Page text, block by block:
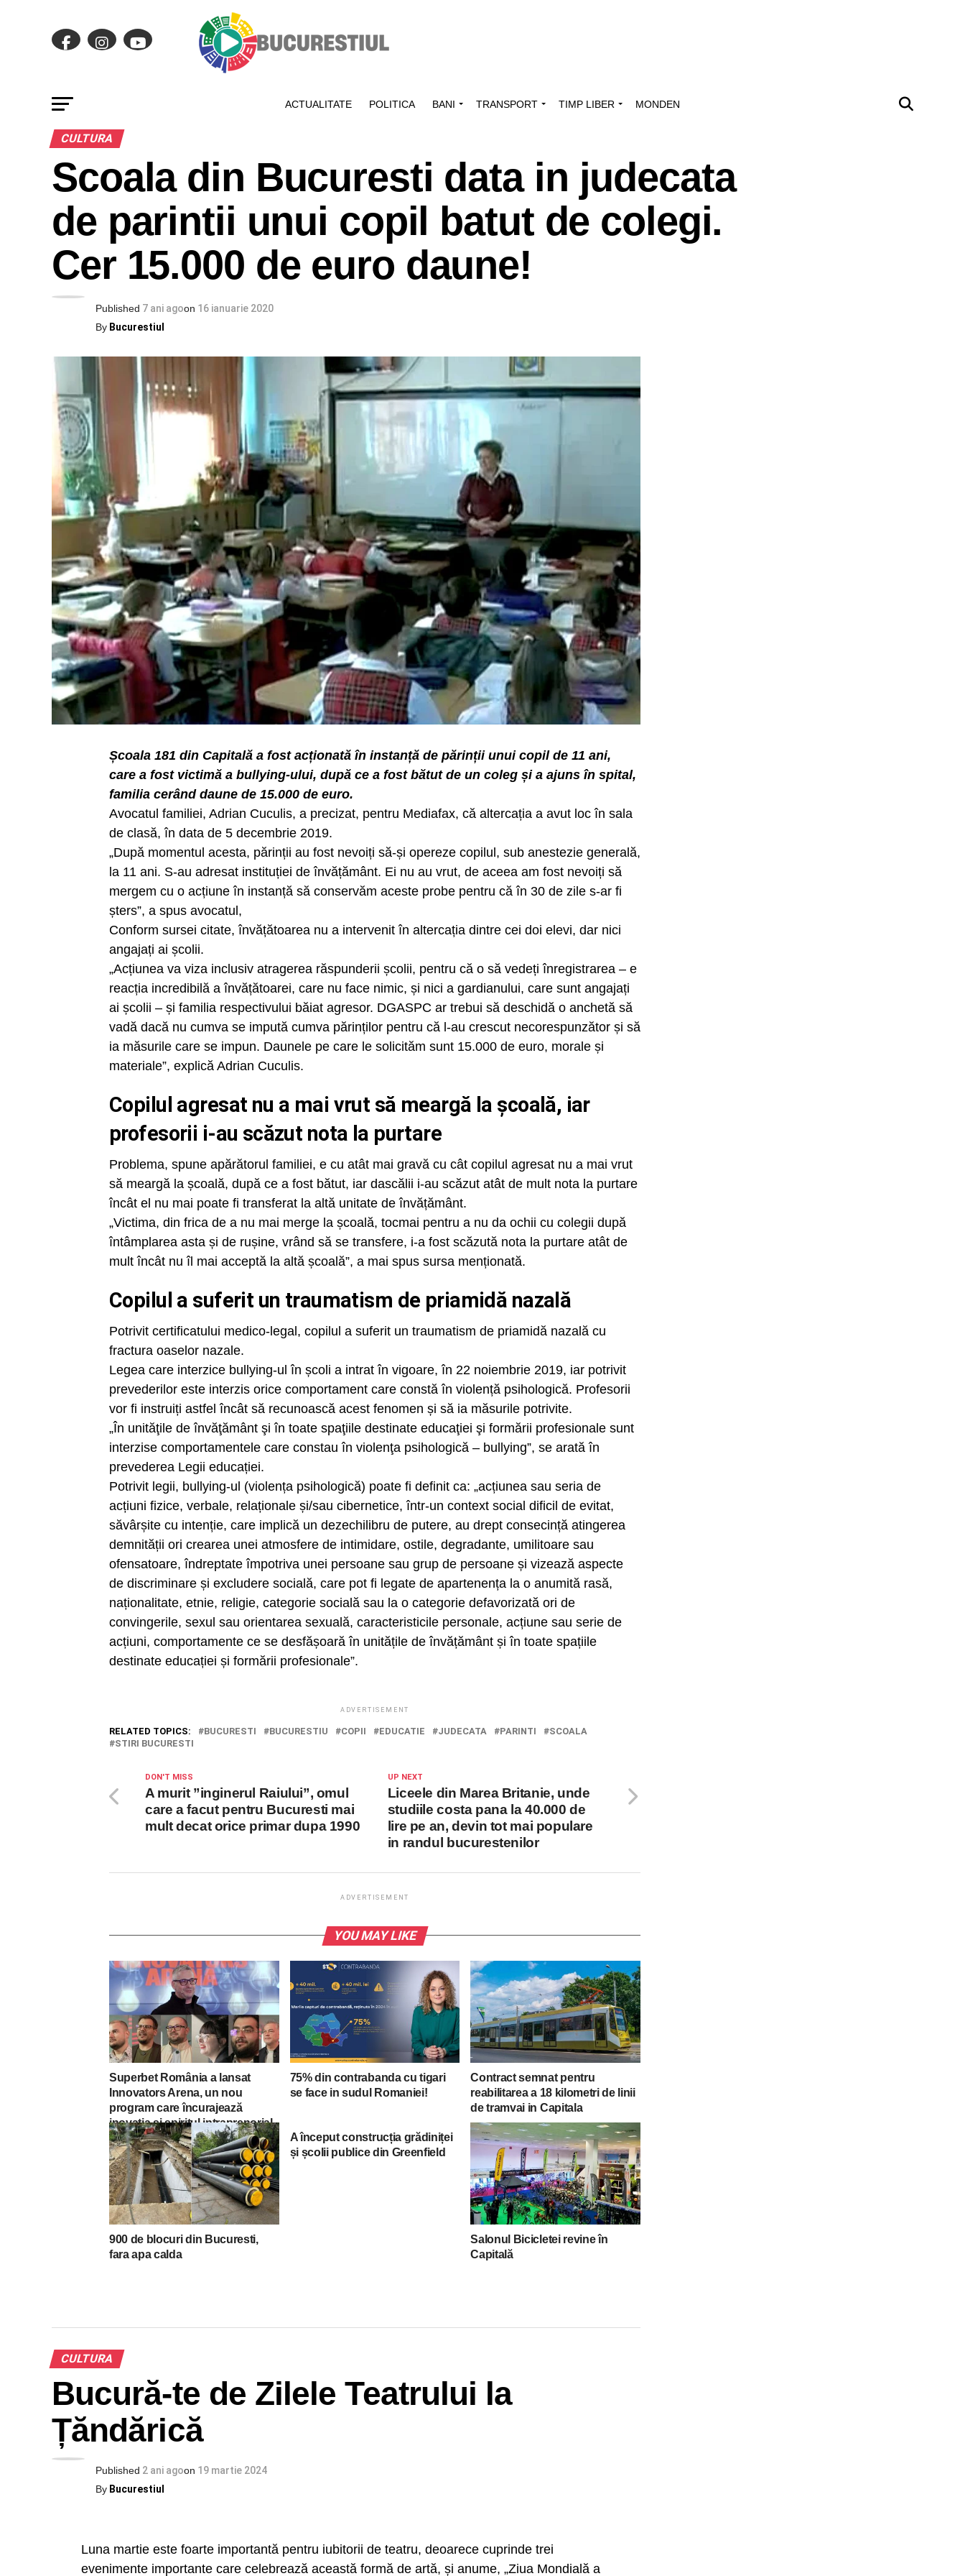
ACTUALITATE POLITICA BANI TRANSPORT TIMP LIBER MONDEN
CULTURA
Scoala din Bucuresti data in judecata
de parintii unui copil batut de colegi.
Cer 15.000 de euro daune!
Published 7 ani agoon 16 ianuarie 2020
By Bucurestiul
Școala 181 din Capitală a fost acționată în instanță de părinții unui copil de 11 ani,
care a fost victimă a bullying-ului, după ce a fost bătut de un coleg și a ajuns în spital,
familia cerând daune de 15.000 de euro.
Avocatul familiei, Adrian Cuculis, a precizat, pentru Mediafax, că altercația a avut loc în sala
de clasă, în data de 5 decembrie 2019.
„După momentul acesta, părinții au fost nevoiți să-și opereze copilul, sub anestezie generală,
la 11 ani. S-au adresat instituției de învățământ. Ei nu au vrut, de aceea am fost nevoiți să
mergem cu o acțiune în instanță să conservăm aceste probe pentru că în 30 de zile s-ar fi
șters”, a spus avocatul,
Conform sursei citate, învățătoarea nu a intervenit în altercația dintre cei doi elevi, dar nici
angajați ai școlii.
„Acțiunea va viza inclusiv atragerea răspunderii școlii, pentru că o să vedeți înregistrarea – e
reacția incredibilă a învățătoarei, care nu face nimic, și nici a gardianului, care sunt angajați
ai școlii – și familia respectivului băiat agresor. DGASPC ar trebui să deschidă o anchetă să
vadă dacă nu cumva se impută cumva părinților pentru că l-au crescut necorespunzător și să
ia măsurile care se impun. Daunele pe care le solicităm sunt 15.000 de euro, morale și
materiale”, explică Adrian Cuculis.
Copilul agresat nu a mai vrut să meargă la școală, iar
profesorii i-au scăzut nota la purtare
Problema, spune apărătorul familiei, e cu atât mai gravă cu cât copilul agresat nu a mai vrut
să meargă la școală, după ce a fost bătut, iar dascălii i-au scăzut atât de mult nota la purtare
încât el nu mai poate fi transferat la altă unitate de învățământ.
„Victima, din frica de a nu mai merge la școală, tocmai pentru a nu da ochii cu colegii după
întâmplarea asta și de rușine, vrând să se transfere, i-a fost scăzută nota la purtare atât de
mult încât nu îl mai acceptă la altă școală”, a mai spus sursa menționată.
Copilul a suferit un traumatism de priamidă nazală
Potrivit certificatului medico-legal, copilul a suferit un traumatism de priamidă nazală cu
fractura oaselor nazale.
Legea care interzice bullying-ul în școli a intrat în vigoare, în 22 noiembrie 2019, iar potrivit
prevederilor este interzis orice comportament care constă în violență psihologică. Profesorii
vor fi instruiți astfel încât să recunoască acest fenomen și să ia măsurile potrivite.
„În unităţile de învăţământ şi în toate spaţiile destinate educaţiei şi formării profesionale sunt
interzise comportamentele care constau în violenţa psihologică – bullying”, se arată în
prevederea Legii educației.
Potrivit legii, bullying-ul (violența psihologică) poate fi definit ca: „acțiunea sau seria de
acțiuni fizice, verbale, relaționale și/sau cibernetice, într-un context social dificil de evitat,
săvârșite cu intenție, care implică un dezechilibru de putere, au drept consecință atingerea
demnității ori crearea unei atmosfere de intimidare, ostile, degradante, umilitoare sau
ofensatoare, îndreptate împotriva unei persoane sau grup de persoane și vizează aspecte
de discriminare și excludere socială, care pot fi legate de apartenența la o anumită rasă,
naționalitate, etnie, religie, categorie socială sau la o categorie defavorizată ori de
convingerile, sexul sau orientarea sexuală, caracteristicile personale, acțiune sau serie de
acțiuni, comportamente ce se desfășoară în unitățile de învățământ și în toate spațiile
destinate educației și formării profesionale”.
ADVERTISEMENT
RELATED TOPICS: BUCURESTI BUCURESTIU COPII EDUCATIE JUDECATA PARINTI
SCOALA
STIRI BUCURESTI
UP NEXT
Liceele din Marea Britanie, unde
studiile costa pana la 40.000 de
lire pe an, devin tot mai populare
in randul bucurestenilor
DON'T MISS
A murit ”inginerul Raiului”, omul
care a facut pentru Bucuresti mai
mult decat orice primar dupa 1990
ADVERTISEMENT
YOU MAY LIKE
Superbet România a lansat
Innovators Arena, un nou
program care încurajează
inovația și spiritul intraprenorial
75% din contrabanda cu tigari
se face in sudul Romaniei!
Contract semnat pentru
reabilitarea a 18 kilometri de linii
de tramvai in Capitala
900 de blocuri din Bucuresti,
fara apa calda
A început construcția grădiniței
și școlii publice din Greenfield
Salonul Bicicletei revine în
Capitală
CULTURA
Bucură-te de Zilele Teatrului la
Țăndărică
Published 2 ani agoon 19 martie 2024
By Bucurestiul
Luna martie este foarte importantă pentru iubitorii de teatru, deoarece cuprinde trei
evenimente importante care celebrează această formă de artă, și anume, „Ziua Mondială a